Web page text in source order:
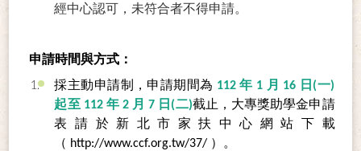
經中心認可，未符合者不得申請。
申請時間與方式：
採主動申請制，申請期間為 112 年 1 月 16 日(一)
起至 112 年 2 月 7 日(二)截止，大專獎助學金申請
表請於新北市家扶中心網站下載
（ http://www.ccf.org.tw/37/ ）。